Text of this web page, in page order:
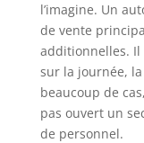
l’imagine. Un
de vente
additionnelles. Il
sur la journée,
beaucoup de
pas ouvert un
de personnel.